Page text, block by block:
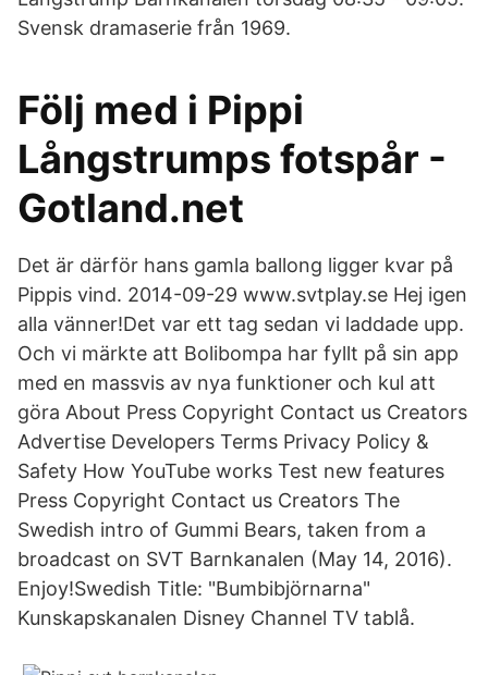
Svensk dramaserie från 1969.
Följ med i Pippi
Långstrumps fotspår -
Gotland.net
Det är därför hans gamla ballong ligger kvar på
Pippis vind. 2014-09-29 www.svtplay.se Hej igen
alla vänner!Det var ett tag sedan vi laddade upp.
Och vi märkte att Bolibompa har fyllt på sin app
med en massvis av nya funktioner och kul att
göra About Press Copyright Contact us Creators
Advertise Developers Terms Privacy Policy &
Safety How YouTube works Test new features
Press Copyright Contact us Creators The
Swedish intro of Gummi Bears, taken from a
broadcast on SVT Barnkanalen (May 14, 2016).
Enjoy!Swedish Title: "Bumbibjörnarna"
Kunskapskanalen Disney Channel TV tablå.